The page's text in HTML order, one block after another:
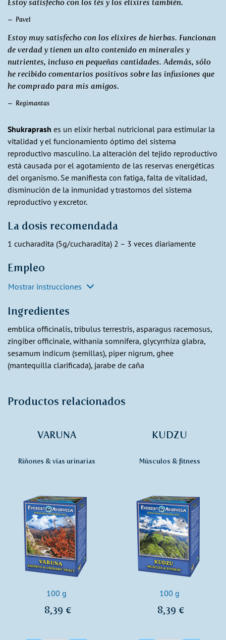
Estoy satisfecho con los tés y los elixires también.
Pavel
Estoy muy satisfecho con los elixires de hierbas. Funcionan
de verdad y tienen un alto contenido en minerales y
nutrientes, incluso en pequeñas cantidades. Además, sólo
he recibido comentarios positivos sobre las infusiones que
he comprado para mis amigos.
Regimantas
Shukraprash es un elixir herbal nutricional para estimular la
vitalidad y el funcionamiento óptimo del sistema
reproductivo masculino. La alteración del tejido reproductivo
está causada por el agotamiento de las reservas energéticas
del organismo. Se manifiesta con fatiga, falta de vitalidad,
disminución de la inmunidad y trastornos del sistema
reproductivo y excretor.
La dosis recomendada
1 cucharadita (5g/cucharadita) 2 – 3 veces diariamente
Empleo
Mostrar instrucciones
Ingredientes
emblica officinalis, tribulus terrestris, asparagus racemosus,
zingiber officinale, withania somnifera, glycyrrhiza glabra,
sesamum indicum (semillas), piper nigrum, ghee
(mantequilla clarificada), jarabe de caña
Productos relacionados
VARUNA
Riñones & vías urinarias
100 g
8,39 €
KUDZU
Músculos & fitness
100 g
8,39 €